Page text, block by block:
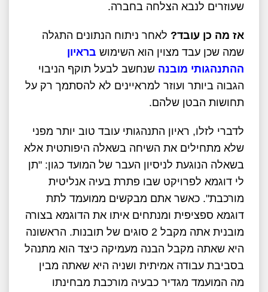
שעוזרים לנבא הצלחה בחברה.
אז מה כן עובד? לאחר ניתוח הנתונים התגלה
שמה שכן עבד מצוין הוא השימוש בראיון
ההתנהגותי מובנה שנחשב לבעל תוקף הניבוי
הגבוה ביותר ועוזר למראיינים לא להסתמך רק על
תחושות הבטן שלהם.
לדברי לזלו, ראיון התנהגותי עובד טוב יותר מפני
שלא מתחילים את השיחה בשאלה היפותטית אלא
בשאלה הנוגעת לניסיון העבר של המועד כגון: "תן
לי דוגמא לפרויקט שבו פתרת בעיה אנליטית
מורכבת". כאשר אתם מבקשים ממועמד לתת
דוגמא ספציפית ומנתחים איתו את הדוגמא בצורה
מובנית אתה מקבל 2 סוגים של תובנות. הראשונה
היא שאתה מקבל הבנה מעמיקה כיצד הוא מתנהל
בסביבת עבודה אמיתית ושניה היא שאתה מבין
מה המועמד מגדיר כבעיה מורכבת מבחינתו